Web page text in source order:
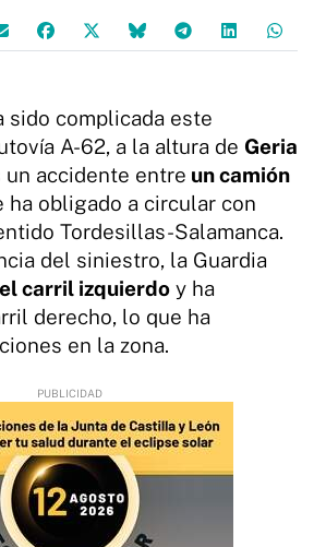
sido complicada este
A-62, a la altura de Geria
un accidente entre un camión
ha obligado a circular con
Tordesillas-Salamanca.
del siniestro, la Guardia
carril izquierdo y ha
derecho, lo que ha
en la zona.